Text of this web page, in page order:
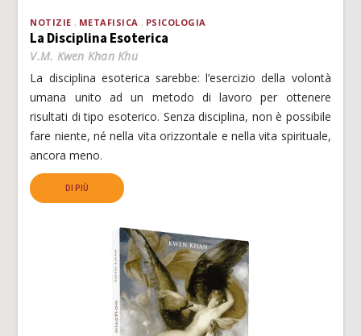
NOTIZIE METAFISICA PSICOLOGIA
La Disciplina Esoterica
V.M. Kwen Khan Khu
La disciplina esoterica sarebbe: l’esercizio della volontà
umana unito ad un metodo di lavoro per ottenere
risultati di tipo esoterico. Senza disciplina, non è possibile
fare niente, né nella vita orizzontale e nella vita spirituale,
ancora meno.
DI PIÙ